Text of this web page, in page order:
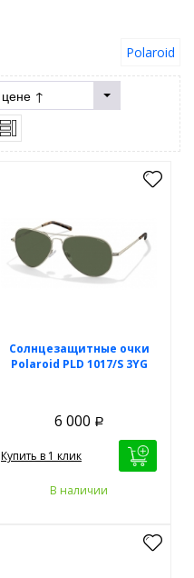
Polaroid
Солнцезащитные очки
Polaroid PLD 1017/S 3YG
6 000 Р
Купить в 1 клик
В наличии